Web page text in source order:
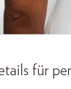
für